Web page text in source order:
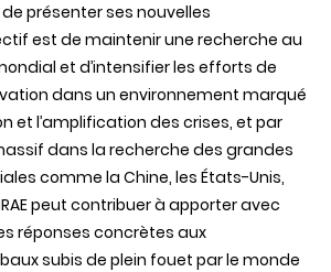
de présenter ses nouvelles
est de maintenir une recherche au
et d’intensifier les efforts de
dans un environnement marqué
et l’amplification des crises, et par
dans la recherche des grandes
comme la Chine, les États-Unis,
peut contribuer à apporter avec
réponses concrètes aux
subis de plein fouet par le monde